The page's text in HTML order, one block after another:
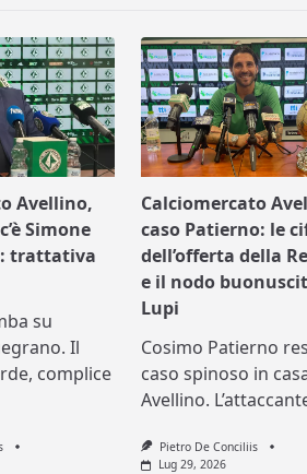
Avellino,
Simone
trattativa
su
Il
complice
Calciomercato
caso Patierno: le
dell’offerta della
e il nodo
Lupi
Cosimo Patierno
caso spinoso in
Avellino.
Pietro De Conciliis
Lug 29, 2026